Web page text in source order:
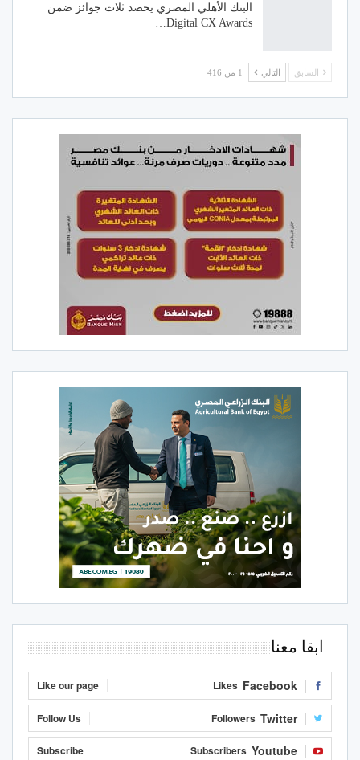
البنك الأهلي المصري يحصد ثلاث جوائز ضمن
Digital CX Awards…
السابق التالي 1 من 416
ابقا معنا
Facebook
Likes
Like our page
Twitter
Followers
Follow Us
Youtube
Subscribers
Subscribe